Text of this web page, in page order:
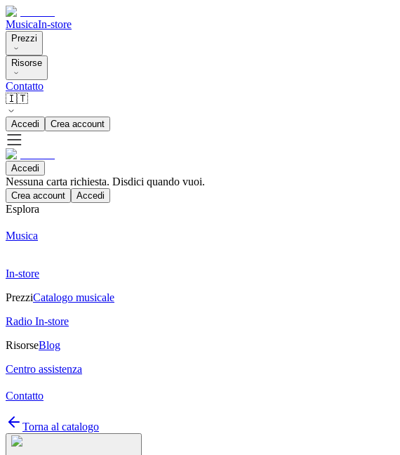
MusicaIn-store
Prezzi
Risorse
Contatto
🇮🇹
Accedi Crea account
Accedi
Nessuna carta richiesta. Disdici quando vuoi.
Crea account Accedi
Esplora
Musica
In-store
PrezziCatalogo musicale
Radio In-store
RisorseBlog
Centro assistenza
Contatto
Torna al catalogo